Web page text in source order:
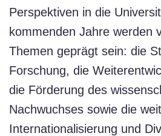
Perspektiven in die
kommenden Jahre werden
Themen geprägt sein: die
Forschung, die
die Förderung des
Nachwuchses sowie die
Internationalisierung und